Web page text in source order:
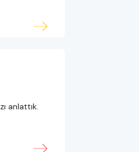
anlattık.